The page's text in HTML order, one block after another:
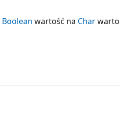
Boolean wartość na Char